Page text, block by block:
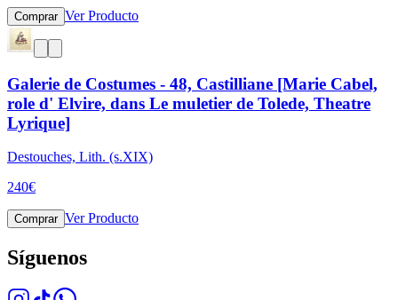
Comprar Ver Producto
Galerie de Costumes - 48, Castilliane [Marie Cabel,
role d' Elvire, dans Le muletier de Tolede, Theatre
Lyrique]
Destouches, Lith. (s.XIX)
240€
Comprar Ver Producto
Síguenos